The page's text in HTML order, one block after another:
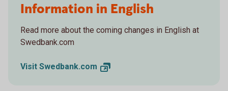
Information in English
Read more about the coming changes in English at
Swedbank.com
Visit Swedbank.com